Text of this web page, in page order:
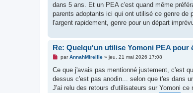
dans 5 ans. Et un PEA c'est quand même
parents adoptants ici qui ont utilisé ce genre de
l'argent rapidement, genre pour un départ
Re: Quelqu'un utilise Yomoni PEA
M
s
a
g
parAnnahMireille» jeu. 21 mai 2026 17:08
Ce que j'avais pas mentionné justement, c'est
dessus c'est pas anodin... selon que t'es dans
J'ai relu des retours d'utilisateurs sur Yomoni ce